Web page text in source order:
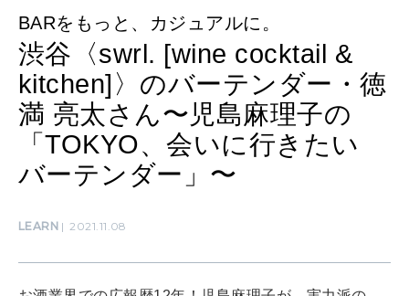
女神まり愛のタロットメッセージ
算命学がわかる今月のあなた
LEARN
知る、考える
MAMA
SUSTAINABLE
BARをもっと、カジュアルに。
渋谷〈swrl. [wine cocktail &
kitchen]〉のバーテンダー・徳
満 亮太さん〜児島麻理子の
「TOKYO、会いに行きたい
バーテンダー」〜
LEARN 2021.11.08